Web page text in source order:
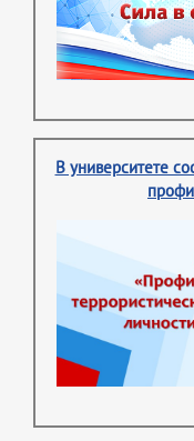
В университете